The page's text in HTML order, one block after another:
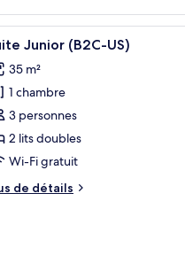
un ventilateur de plafond, un
:
2 Junior (B2C-US)
35 m²
1 chambre
3 personnes
2 lits doubles
Wi-Fi gratuit
de détails